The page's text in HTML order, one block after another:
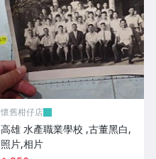
懷舊柑仔店
高雄 水產職業學校 ,古董黑白,
照片,相片